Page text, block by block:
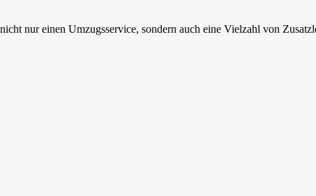
nur einen Umzugsservice, sondern auch eine Vielzahl von